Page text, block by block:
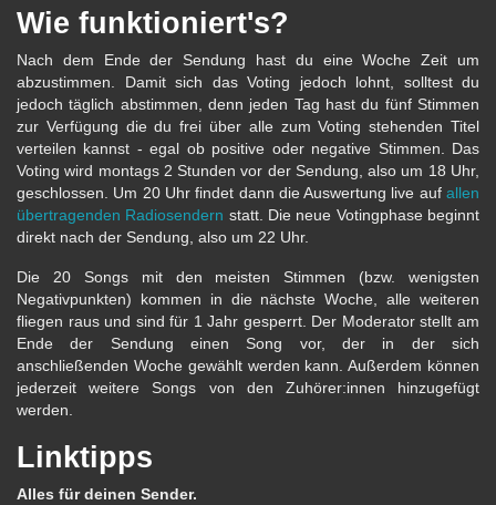
Wie funktioniert's?
Nach dem Ende der Sendung hast du eine Woche Zeit um
abzustimmen. Damit sich das Voting jedoch lohnt, solltest du
jedoch täglich abstimmen, denn jeden Tag hast du fünf Stimmen
zur Verfügung die du frei über alle zum Voting stehenden Titel
verteilen kannst - egal ob positive oder negative Stimmen. Das
Voting wird montags 2 Stunden vor der Sendung, also um 18 Uhr,
geschlossen. Um 20 Uhr findet dann die Auswertung live auf allen
übertragenden Radiosendern statt. Die neue Votingphase beginnt
direkt nach der Sendung, also um 22 Uhr.
Die 20 Songs mit den meisten Stimmen (bzw. wenigsten
Negativpunkten) kommen in die nächste Woche, alle weiteren
fliegen raus und sind für 1 Jahr gesperrt. Der Moderator stellt am
Ende der Sendung einen Song vor, der in der sich
anschließenden Woche gewählt werden kann. Außerdem können
jederzeit weitere Songs von den Zuhörer:innen hinzugefügt
werden.
Linktipps
Alles für deinen Sender.